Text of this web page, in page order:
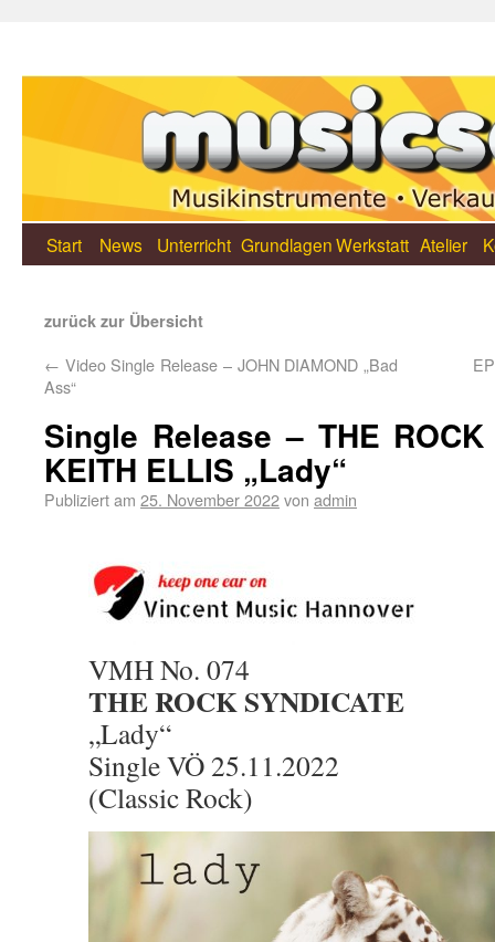
Start News Unterricht GrundlagenWerkstatt Atelier
zurück zur Übersicht
← Video Single Release – JOHN DIAMOND „Bad
Ass“
Single Release – THE ROCK
KEITH ELLIS „Lady“
Publiziert am 25. November 2022von admin
VMH No. 074
THE ROCK SYNDICATE
„Lady“
Single VÖ 25.11.2022
(Classic Rock)